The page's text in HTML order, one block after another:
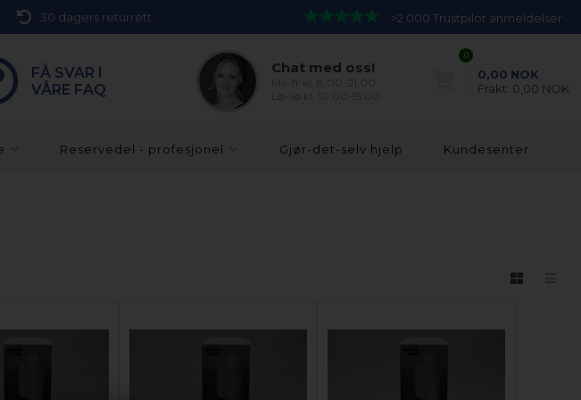
30 dagers returrett >2.000 Trustpilot anmeldelser
FÅ SVAR I
VÅRE FAQ
Chat med oss!
0
0,00 NOK
Frakt: 0,00 NOK
Reservedel - profesjonel Gjør-det-selv hjelp Kundesenter